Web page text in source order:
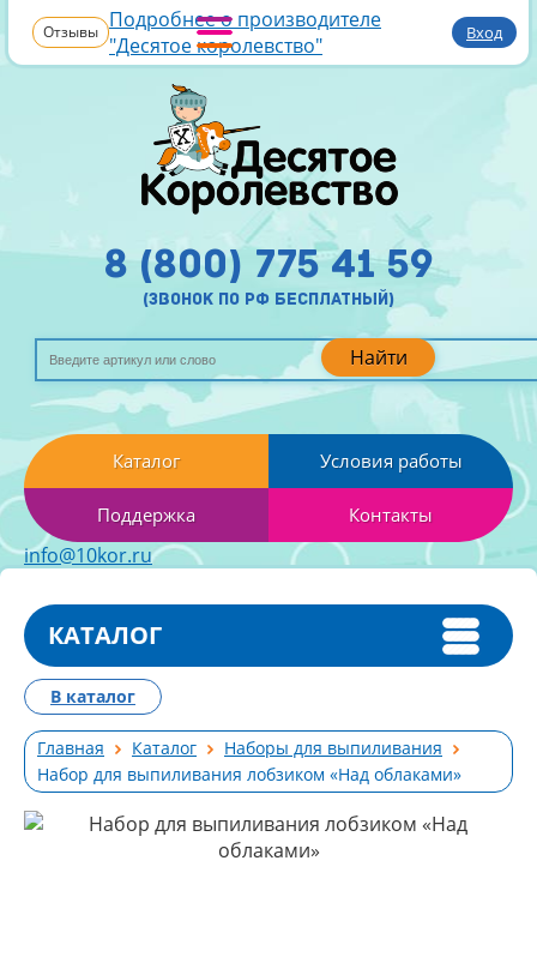
Отзывы Подробнее о производителе
"Десятое королевство"
Вход
Найти
8 (800) 775 41 59
(звонок по рф бесплатный)
Каталог Условия работы
Поддержка Контакты
info@10kor.ru
КАТАЛОГ
Главная Каталог
Наборы для выпиливания
Набор для выпиливания лобзиком «Над облаками»
В каталог